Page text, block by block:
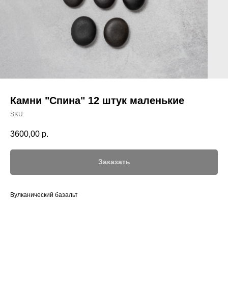
Камни "Спина" 12 штук маленькие
SKU:
3600,00 р.
Заказать
Вулканический базальт